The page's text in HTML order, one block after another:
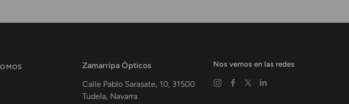
Zamarripa Ópticos
Calle Pablo Sarasate, 10, 31500
Tudela, Navarra
Nos vemos en las redes